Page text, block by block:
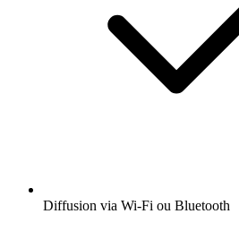
Diffusion via Wi-Fi ou Bluetooth